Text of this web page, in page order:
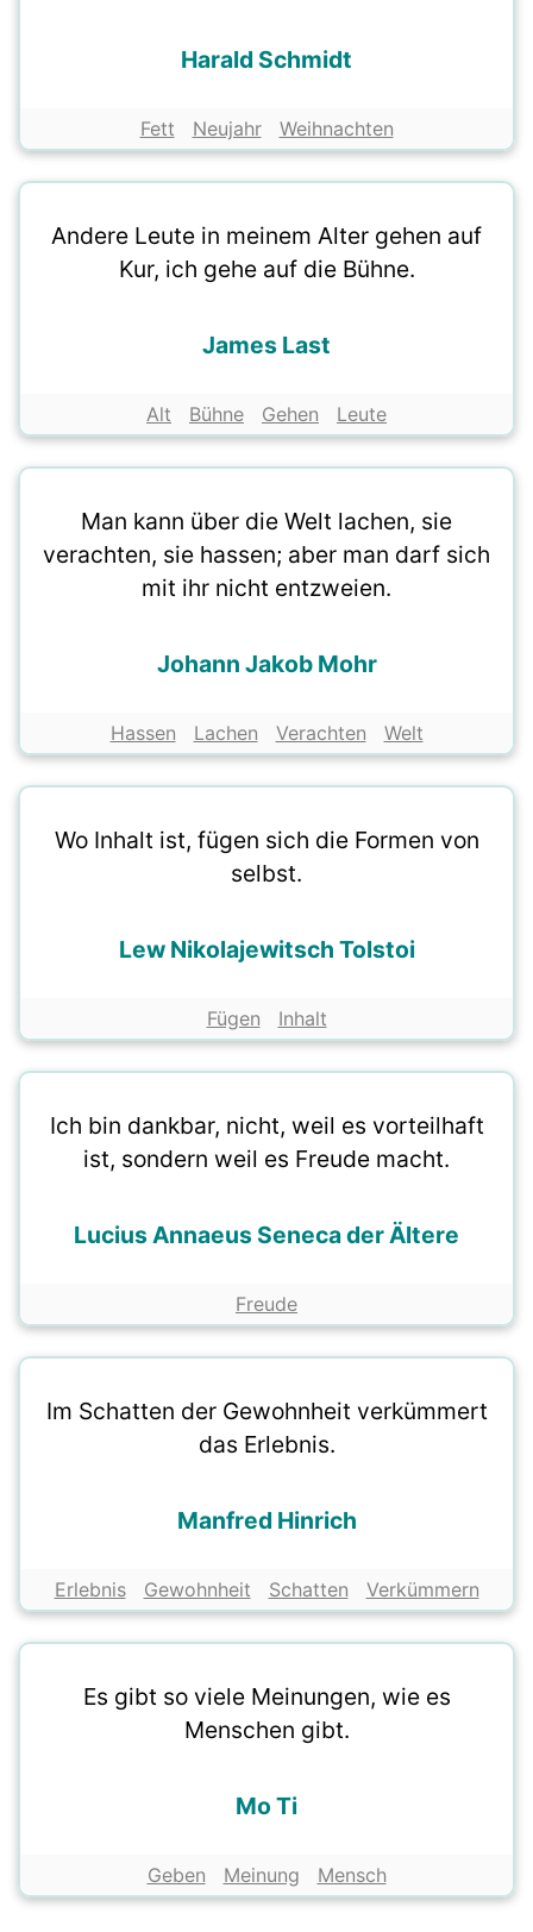
Harald Schmidt
Fett Neujahr Weihnachten
Andere Leute in meinem Alter gehen auf
Kur, ich gehe auf die Bühne.
James Last
Alt Bühne Gehen Leute
Man kann über die Welt lachen, sie
verachten, sie hassen; aber man darf sich
mit ihr nicht entzweien.
Johann Jakob Mohr
Hassen Lachen Verachten Welt
Wo Inhalt ist, fügen sich die Formen von
selbst.
Lew Nikolajewitsch Tolstoi
Fügen Inhalt
Ich bin dankbar, nicht, weil es vorteilhaft
ist, sondern weil es Freude macht.
Lucius Annaeus Seneca der Ältere
Freude
Im Schatten der Gewohnheit verkümmert
das Erlebnis.
Manfred Hinrich
Erlebnis Gewohnheit Schatten Verkümmern
Es gibt so viele Meinungen, wie es
Menschen gibt.
Mo Ti
Geben Meinung Mensch